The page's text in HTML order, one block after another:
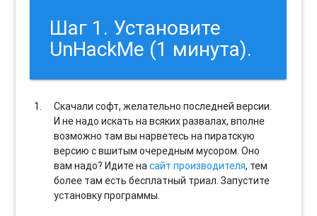
Шаг 1. Установите
UnHackMe (1 минута).
Скачали софт, желательно последней версии.
И не надо искать на всяких развалах, вполне
возможно там вы нарветесь на пиратскую
версию с вшитым очередным мусором. Оно
вам надо? Идите насайт производителя, тем
более там есть бесплатный триал. Запустите
установку программы.